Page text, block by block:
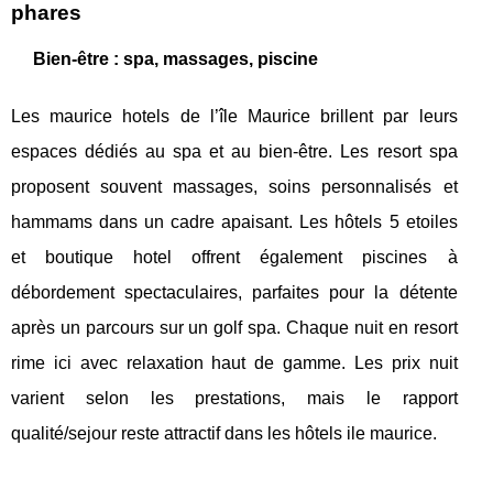
phares
Bien-être : spa, massages, piscine
Les maurice hotels de l’île Maurice brillent par leurs
espaces dédiés au spa et au bien-être. Les resort spa
proposent souvent massages, soins personnalisés et
hammams dans un cadre apaisant. Les hôtels 5 etoiles
et boutique hotel offrent également piscines à
débordement spectaculaires, parfaites pour la détente
après un parcours sur un golf spa. Chaque nuit en resort
rime ici avec relaxation haut de gamme. Les prix nuit
varient selon les prestations, mais le rapport
qualité/sejour reste attractif dans les hôtels ile maurice.